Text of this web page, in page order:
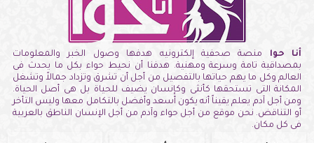
أنا حوا منصة صحفية إلكترونيه هدفها وصول الخبر والمعلومات
بمصداقية تامة وسرعة ومهنية. هدفنا أن نحيط حواء بكل ما يحدث فى
العالم وكل ما يهم حياتها بالتفصيل من أجل أن تشرق وتزداد جمالاً وتشغل
المكانة التى تستحقها كأنثى وكإنسان يضيف للحياة بل هى أصل الحياة.
ومن أجل آدم يعلم يقيناً أنه يكون أسعد وأفضل بالتكامل معها وليس التأخر
أو التناقض. نحن موقع من أجل حواء وآدم من أجل الإنسان الناطق بالعربية
فى كل مكان.